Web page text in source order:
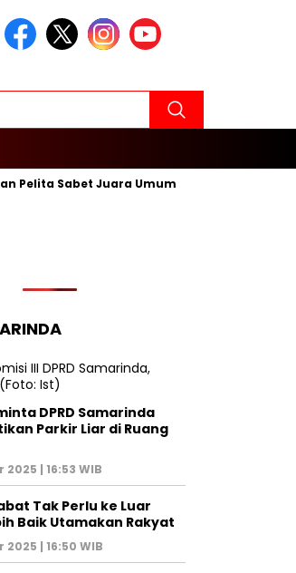
Sabet Juara Umum
DPRD Samarinda
Parkir Liar di Ruang
2025 | 16:53 WIB
Tak Perlu ke Luar
Baik Utamakan Rakyat
2025 | 16:50 WIB